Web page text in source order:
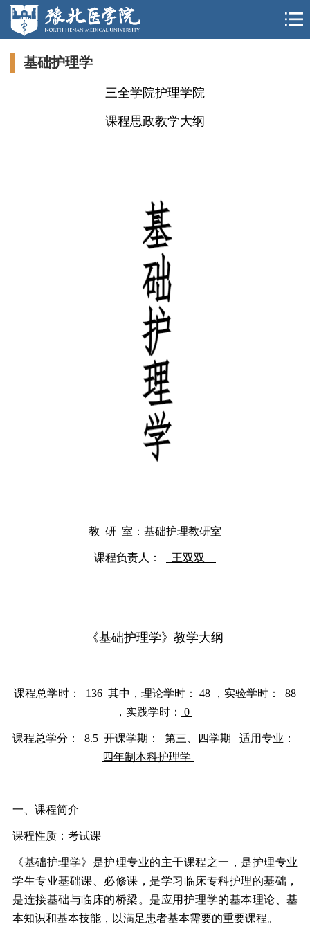
基础护理学
三全学院护理学院
课程思政教学大纲
教 研 室： 基础护理教研室
课程负责人： 王双双
《基础护理学》教学大纲
课程总学时： 136 其中，理论学时： 48 ，实验学时：
88
，实践学时：
0
课程总学分： 8.5 开课学期： 第三、四学期
适用专业：
四年制本科护理学
一、课程简介
课程性质：考试课
《基础护理学》是护理专业的主干课程之一，是护理专业
学生专业基础课、必修课，是学习临床专科护理的基础，
是连接基础与临床的桥梁。是应用护理学的基本理论、基
本知识和基本技能，以满足患者基本需要的重要课程。